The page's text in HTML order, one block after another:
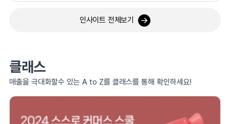
인사이트 전체보기
클래스
매출을 극대화할수 있는 A to Z를 클래스를 통해 확인하세요!